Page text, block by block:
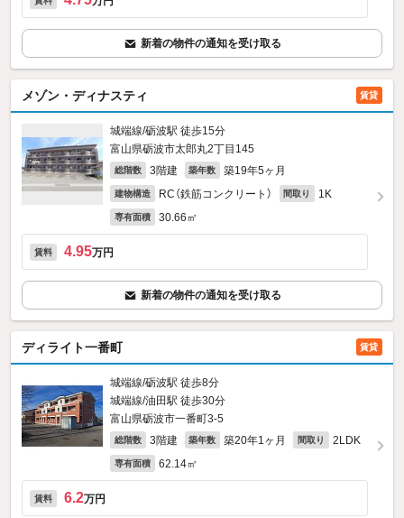
新着の物件の通知を受け取る
メゾン・ディナスティ 賃貸
城端線/砺波駅 徒歩15分
富山県砺波市太郎丸2丁目145
総階数 3階建 築年数 築19年5ヶ月
建物構造 RC（鉄筋コンクリート） 間取り 1K
専有面積 30.66㎡
賃料 4.95万円
新着の物件の通知を受け取る
ディライト一番町 賃貸
城端線/砺波駅 徒歩8分
城端線/油田駅 徒歩30分
富山県砺波市一番町3-5
総階数 3階建 築年数 築20年1ヶ月 間取り 2LDK
専有面積 62.14㎡
賃料 6.2万円